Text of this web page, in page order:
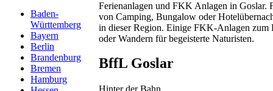
Baden-
Württemberg
Bayern
Berlin
Brandenburg
Bremen
Hamburg
Ferienanlagen und FKK Anlagen in Goslar.
von Camping, Bungalow oder
in dieser Region. Einige FKK-Anlagen zum
oder Wandern für begeisterte Naturisten.
BffL Goslar
Hinter der Bahn